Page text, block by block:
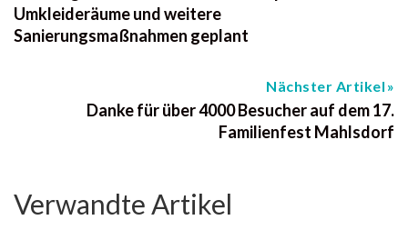
Umkleideräume und weitere
Sanierungsmaßnahmen geplant
Nächster Artikel
Danke für über 4000 Besucher auf dem 17.
Familienfest Mahlsdorf
Verwandte Artikel